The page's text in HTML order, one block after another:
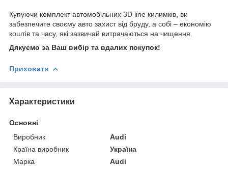
Купуючи комплект автомобільних 3D line килимків, ви
забезпечите своєму авто захист від бруду, а собі – економію
коштів та часу, які зазвичай витрачаються на чищення.
Дякуємо за Ваш вибір та вдалих покупок!
Приховати
Характеристики
Основні
Виробник
Audi
Країна виробник
Україна
Марка
Audi